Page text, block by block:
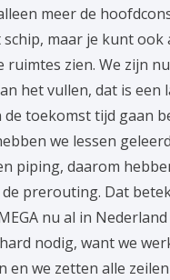
meer de
maar je kunt ook
ruimtes zien. We zijn
het vullen, dat is een
de toekomst tijd gaan
we lessen
piping, daarom
prerouting. Dat
nu al in
nodig, want we
en we zetten alle